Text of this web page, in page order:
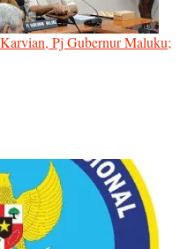
Pj Gubernur Maluku;